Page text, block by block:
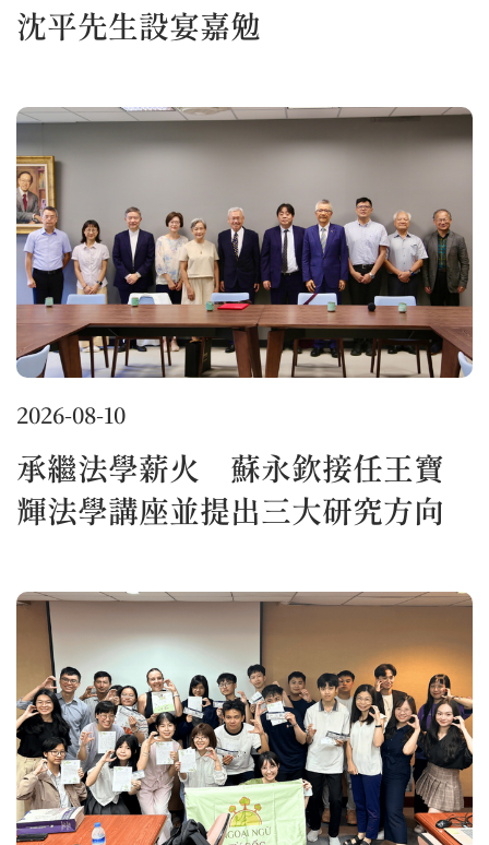
沈平先生設宴嘉勉
2026-08-10
承繼法學薪火 蘇永欽接任王寶
輝法學講座並提出三大研究方向